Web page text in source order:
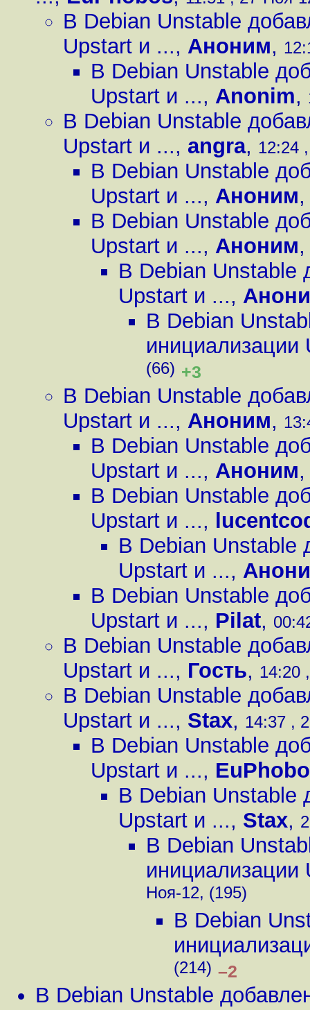
В Debian Unstable
Upstart и ..., Аноним,
В Debian Unstable
Upstart и ..., Anonim,
В Debian Unstable
Upstart и ..., angra, 12:24
В Debian Unstable
Upstart и ..., Аноним
В Debian Unstable
Upstart и ..., Аноним
В Debian Unstable
Upstart и ...,
В Debian
инициализации
(66) +3
В Debian Unstable
Upstart и ..., Аноним,
В Debian Unstable
Upstart и ..., Аноним
В Debian Unstable
Upstart и ...,
В Debian Unstable
Upstart и ...,
В Debian Unstable
Upstart и ..., Pilat,
В Debian Unstable
Upstart и ..., Гость, 14:20
В Debian Unstable
Upstart и ..., Stax, 14:37 ,
В Debian Unstable
Upstart и ...,
В Debian Unstable
Upstart и ..., Stax,
В Debian
инициализации
Ноя-12, (195)
В Debian
(214) –2
В Debian Unstable